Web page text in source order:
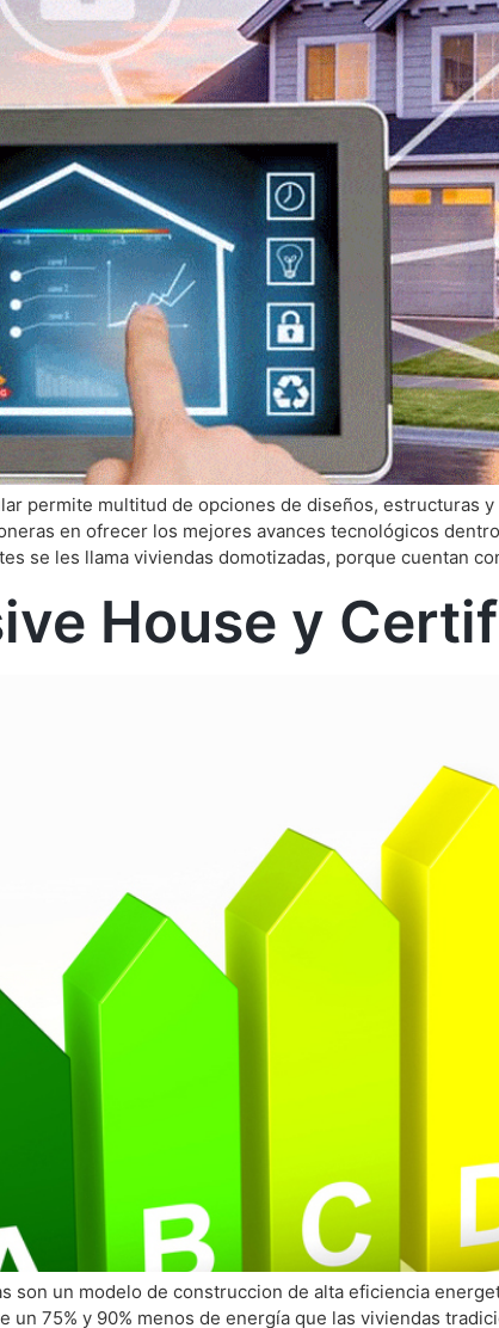
permite multitud de opciones de diseños, estructuras
en ofrecer los mejores avances tecnológicos
se les llama viviendas domotizadas, porque cuentan
House y
son un modelo de construccion de alta eficiencia
un 75% y 90% menos de energía que las viviendas